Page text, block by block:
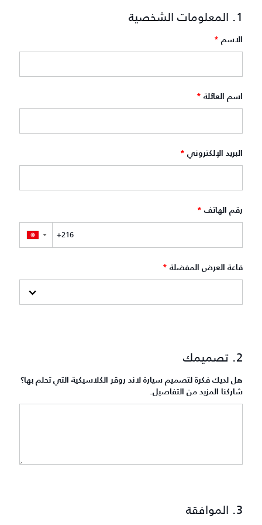
1. المعلومات الشخصية
الاسم *
اسم العائلة *
البريد الإلكتروني *
رقم الهاتف *
▼
قاعة العرض المفضلة *
2. تصميمك
هل لديك فكرة لتصميم سيارة لاند روڤر الكلاسيكية التي تحلم بها؟
شاركنا المزيد من التفاصيل.
3. الموافقة